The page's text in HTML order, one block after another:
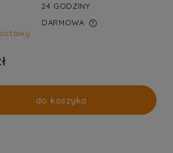
24 GODZINY
DARMOWA
EWENTUALNYCH KOSZTÓW
do koszyka